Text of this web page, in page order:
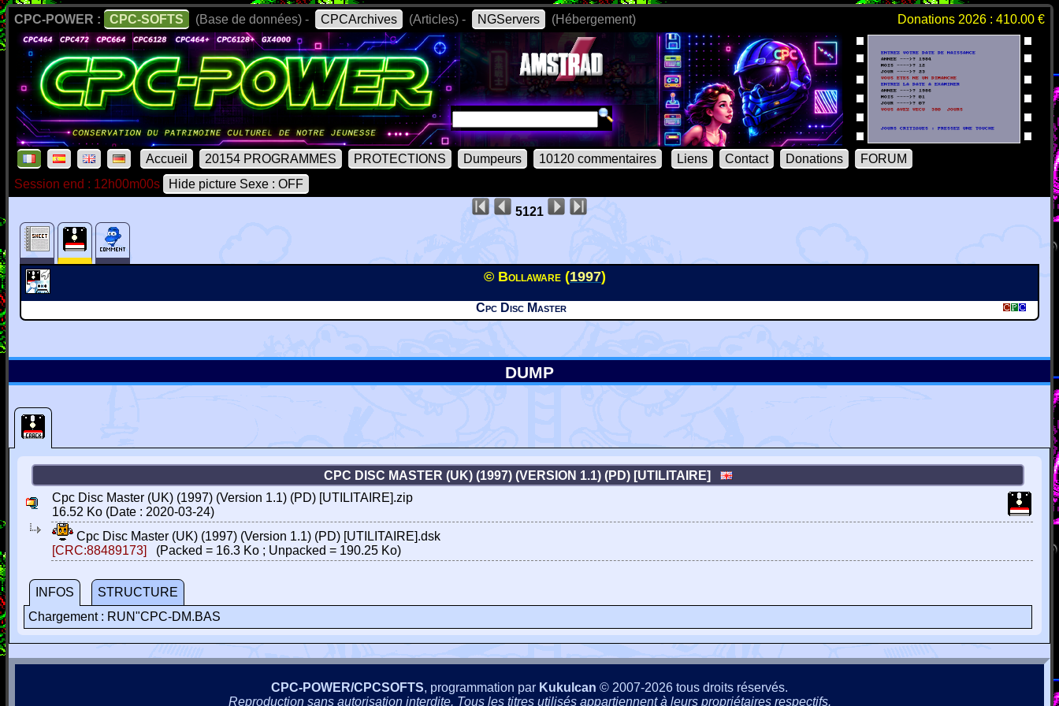
CPC-POWER : CPC-SOFTS (Base de données) - CPCArchives (Articles) - NGServers (Hébergement) Donations 2026 : 410.00 €
Accueil 20154 PROGRAMMES PROTECTIONS Dumpeurs 10120 commentaires Liens Contact Donations
FORUM
Session end : 12h00m00s
Hide picture Sexe : OFF
5121
© Bollaware (1997)
Cpc Disc Master
DUMP
CPC DISC MASTER (UK) (1997) (VERSION 1.1) (PD) [UTILITAIRE]
Cpc Disc Master (UK) (1997) (Version 1.1) (PD) [UTILITAIRE].zip
16.52 Ko (Date : 2020-03-24)
Cpc Disc Master (UK) (1997) (Version 1.1) (PD) [UTILITAIRE].dsk
[CRC:88489173]
(Packed = 16.3 Ko ; Unpacked = 190.25 Ko)
INFOS
STRUCTURE
Chargement : RUN"CPC-DM.BAS
CPC-POWER/CPCSOFTS, programmation par Kukulcan © 2007-2026 tous droits réservés.
Reproduction sans autorisation interdite. Tous les titres utilisés appartiennent à leurs propriétaires respectifs.